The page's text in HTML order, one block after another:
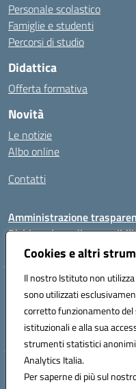
Cookies e altri
Il nostro Istituto non
sono utilizzati
corretto funzionamento
istituzionali e alla sua
strumenti statistici
Analytics Italia.
Per saperne di più sul
Personale scolastico
Famiglie e studenti
Percorsi di studio
Didattica
Offerta formativa
Novità
Le notizie
Albo online
Contatti
Amministrazione
Dichiarazione di
VIA FEUDO N.46 - 81024 -
ceic8al005@istruzione.it -
Codice meccanografico:
80011470616 - Codice
Hosting &